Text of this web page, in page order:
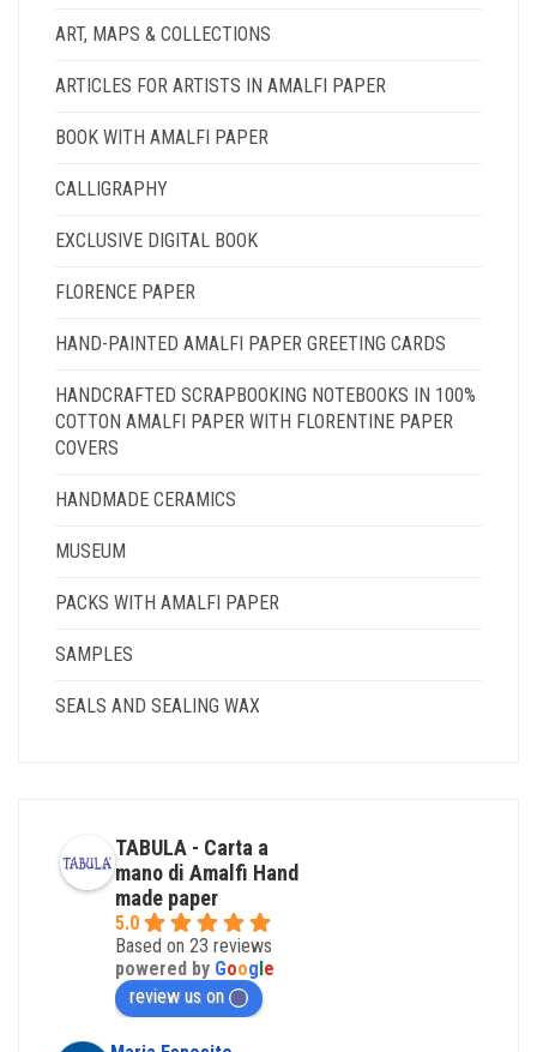
ART, MAPS & COLLECTIONS
ARTICLES FOR ARTISTS IN AMALFI PAPER
BOOK WITH AMALFI PAPER
CALLIGRAPHY
EXCLUSIVE DIGITAL BOOK
FLORENCE PAPER
HAND-PAINTED AMALFI PAPER GREETING CARDS
HANDCRAFTED SCRAPBOOKING NOTEBOOKS IN 100%
COTTON AMALFI PAPER WITH FLORENTINE PAPER
COVERS
HANDMADE CERAMICS
MUSEUM
PACKS WITH AMALFI PAPER
SAMPLES
SEALS AND SEALING WAX
TABULA - Carta a
mano di Amalfi Hand
made paper
5.0
Based on 23 reviews
powered by Google
review us on